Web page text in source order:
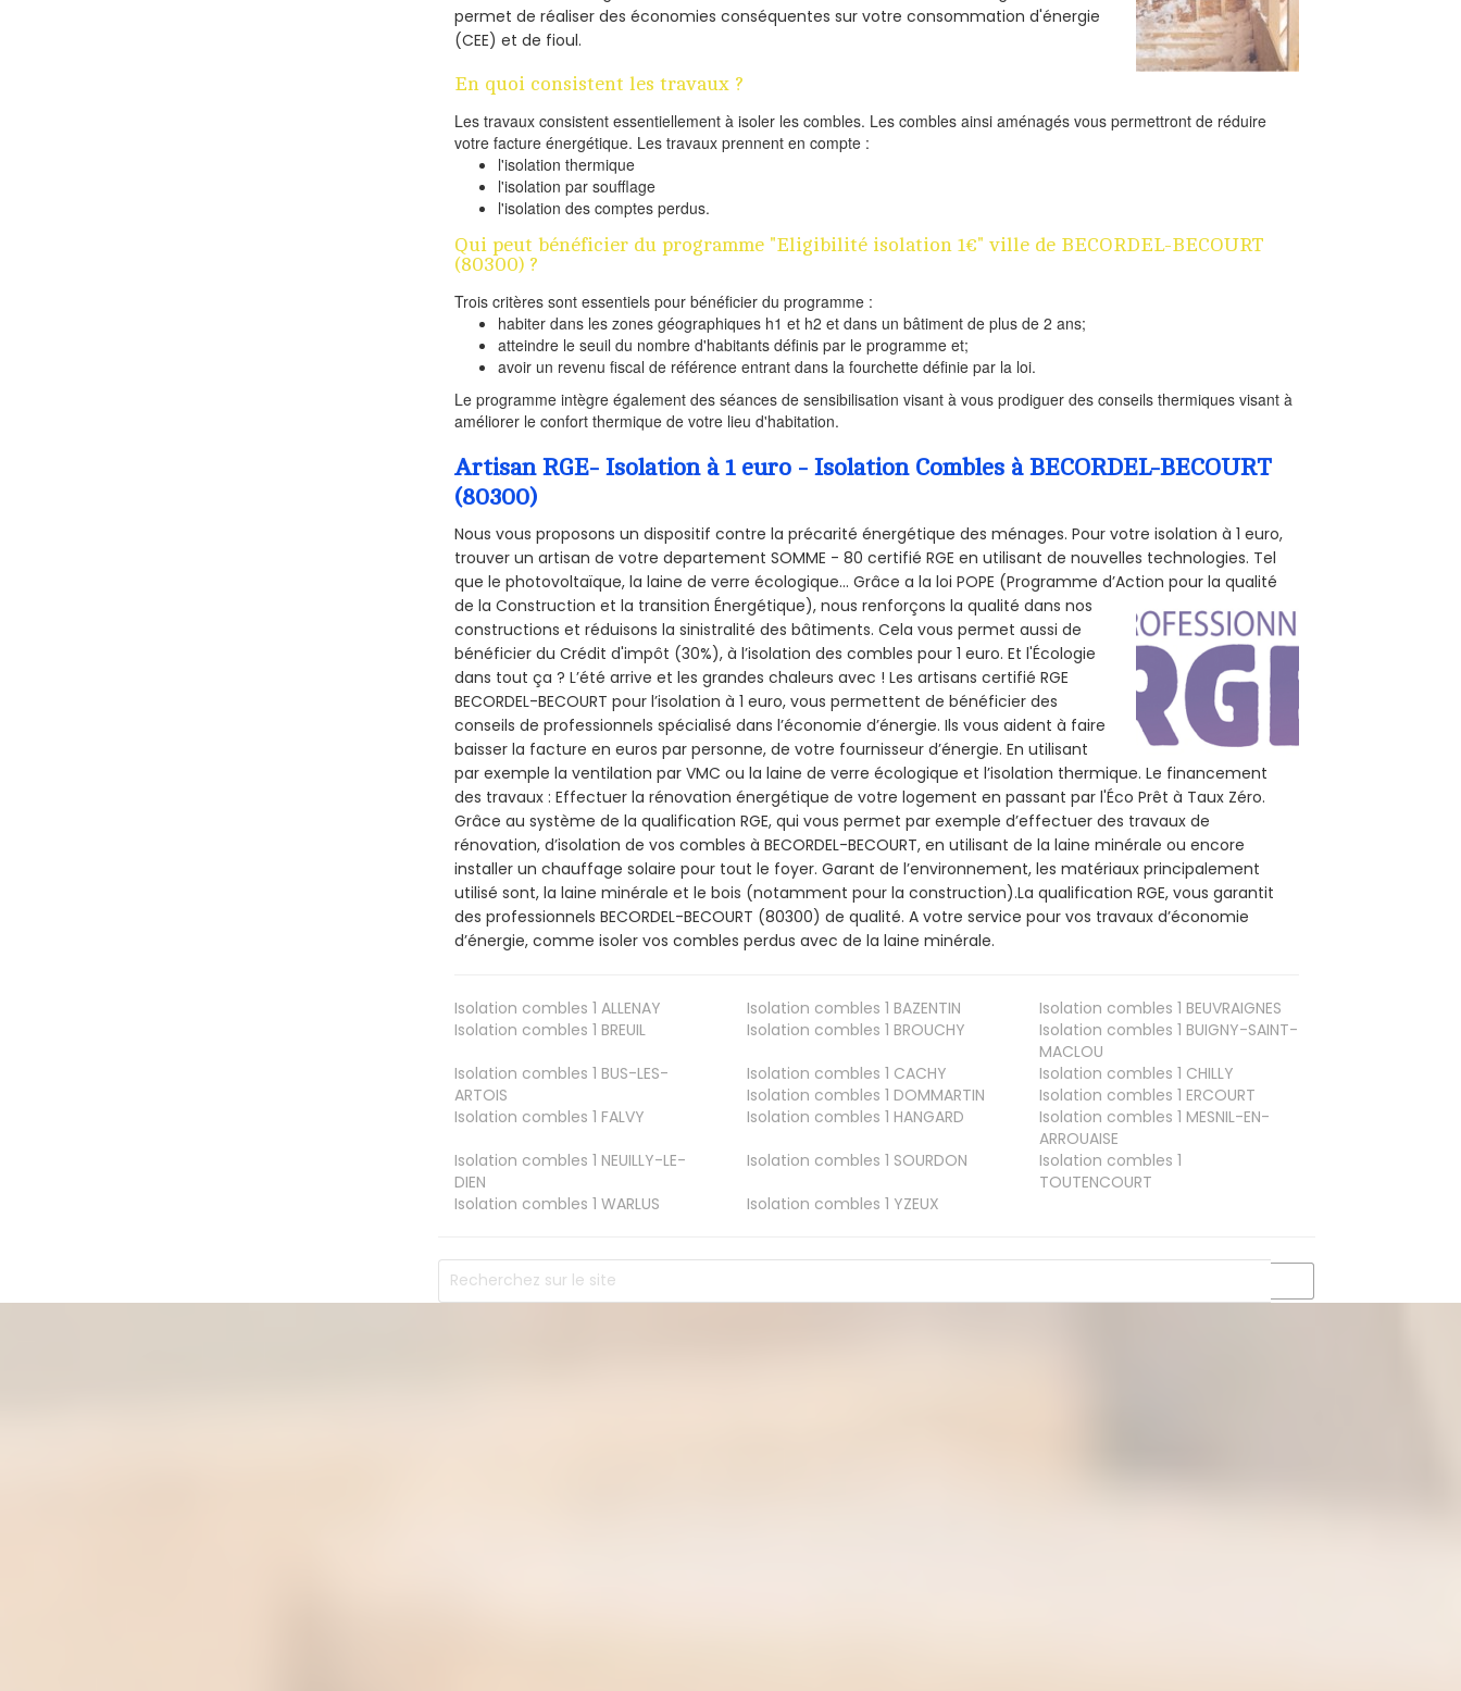
permet de réaliser des économies conséquentes sur votre consommation d'énergie
(CEE) et de fioul.
En quoi consistent les travaux ?
Les travaux consistent essentiellement à isoler les combles. Les combles ainsi aménagés vous permettront de réduire
votre facture énergétique. Les travaux prennent en compte :
l'isolation thermique
l'isolation par soufflage
l'isolation des comptes perdus.
Qui peut bénéficier du programme "Eligibilité isolation 1€" ville de BECORDEL-BECOURT
(80300) ?
Trois critères sont essentiels pour bénéficier du programme :
habiter dans les zones géographiques h1 et h2 et dans un bâtiment de plus de 2 ans;
atteindre le seuil du nombre d'habitants définis par le programme et;
avoir un revenu fiscal de référence entrant dans la fourchette définie par la loi.
Le programme intègre également des séances de sensibilisation visant à vous prodiguer des conseils thermiques visant à
améliorer le confort thermique de votre lieu d'habitation.
Artisan RGE- Isolation à 1 euro - Isolation Combles à BECORDEL-BECOURT
(80300)
Nous vous proposons un dispositif contre la précarité énergétique des ménages. Pour votre isolation à 1 euro,
trouver un artisan de votre departement SOMME - 80 certifié RGE en utilisant de nouvelles technologies. Tel
que le photovoltaïque, la laine de verre écologique... Grâce a la loi POPE (Programme d’Action pour la qualité
de la Construction et la transition Énergétique), nous renforçons la qualité dans nos
constructions et réduisons la sinistralité des bâtiments. Cela vous permet aussi de
bénéficier du Crédit d'impôt (30%), à l’isolation des combles pour 1 euro. Et l'Écologie
dans tout ça ? L’été arrive et les grandes chaleurs avec ! Les artisans certifié RGE
BECORDEL-BECOURT pour l’isolation à 1 euro, vous permettent de bénéficier des
conseils de professionnels spécialisé dans l’économie d’énergie. Ils vous aident à faire
baisser la facture en euros par personne, de votre fournisseur d’énergie. En utilisant
par exemple la ventilation par VMC ou la laine de verre écologique et l’isolation thermique. Le financement
des travaux : Effectuer la rénovation énergétique de votre logement en passant par l'Éco Prêt à Taux Zéro.
Grâce au système de la qualification RGE, qui vous permet par exemple d’effectuer des travaux de
rénovation, d’isolation de vos combles à BECORDEL-BECOURT, en utilisant de la laine minérale ou encore
installer un chauffage solaire pour tout le foyer. Garant de l’environnement, les matériaux principalement
utilisé sont, la laine minérale et le bois (notamment pour la construction).La qualification RGE, vous garantit
des professionnels BECORDEL-BECOURT (80300) de qualité. A votre service pour vos travaux d’économie
d’énergie, comme isoler vos combles perdus avec de la laine minérale.
Isolation combles 1 ALLENAY Isolation combles 1 BAZENTIN Isolation combles 1 BEUVRAIGNES
Isolation combles 1 BREUIL Isolation combles 1 BROUCHY Isolation combles 1 BUIGNY-SAINT-
MACLOU
Isolation combles 1 BUS-LES-
ARTOIS
Isolation combles 1 CACHY Isolation combles 1 CHILLY
Isolation combles 1 DOMMARTIN Isolation combles 1 ERCOURT
Isolation combles 1 FALVY Isolation combles 1 HANGARD Isolation combles 1 MESNIL-EN-
ARROUAISE
Isolation combles 1 NEUILLY-LE-
DIEN
Isolation combles 1 SOURDON
Isolation combles 1
TOUTENCOURT
Isolation combles 1 WARLUS Isolation combles 1 YZEUX